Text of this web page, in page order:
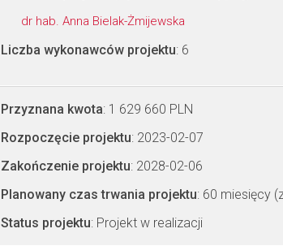
dr hab. Anna Bielak-Żmijewska
Liczba wykonawców projektu: 6
Przyznana kwota: 1 629 660 PLN
Rozpoczęcie projektu: 2023-02-07
Zakończenie projektu: 2028-02-06
Planowany czas trwania projektu: 60 miesięcy
Status projektu: Projekt w realizacji